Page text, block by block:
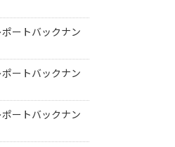
ートバックナン
ートバックナン
ートバックナン